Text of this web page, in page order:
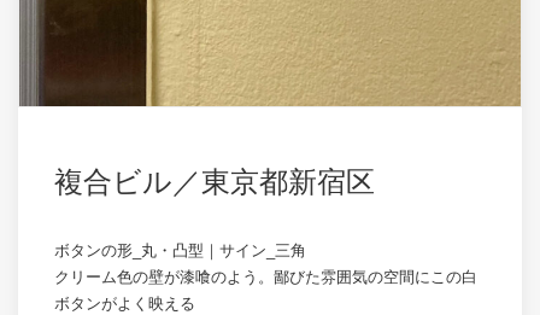
複合ビル／東京都新宿区
ボタンの形_丸・凸型｜サイン_三角
クリーム色の壁が漆喰のよう。鄙びた雰囲気の空間にこの白
ボタンがよく映える